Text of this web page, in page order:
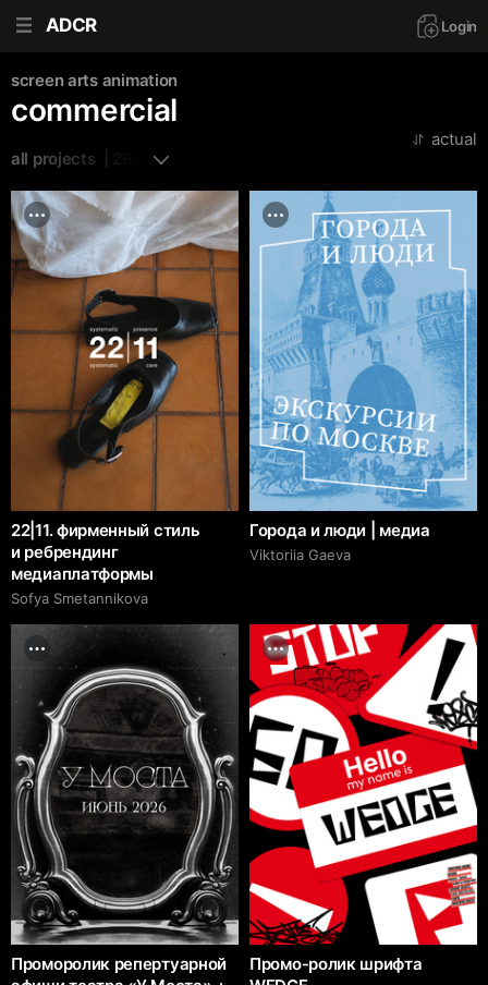
ADCR Login
screen arts animation
commercial
all projects  | 268
actual
22|11. фирменный стиль
и ребрендинг
медиаплатформы
Sofya Smetannikova
Города и люди | медиа
Viktoriia Gaeva
Проморолик репертуарной
Промо-ролик шрифта